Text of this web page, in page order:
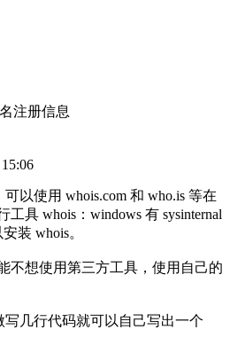
注册信息
以使用 whois.com 和 who.is 等在
具 whois：windows 有 sysinternal
装 whois。
不想使用第三方工具，使用自己的
写几行代码就可以自己写出一个